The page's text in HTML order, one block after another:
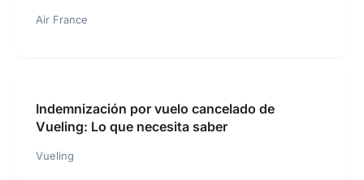
Air France
Indemnización por vuelo cancelado de
Vueling: Lo que necesita saber
Vueling